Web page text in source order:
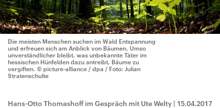
Die meisten Menschen suchen im Wald Entspannung
und erfreuen sich am Anblick von Bäumen. Umso
unverständlicher bleibt, was unbekannte Täter im
hessischen Hünfelden dazu antreibt, Bäume zu
vergiften. © picture-alliance / dpa / Foto: Julian
Stratenschulte
Hans-Otto Thomashoff im Gespräch mit Ute Welty | 15.04.2017